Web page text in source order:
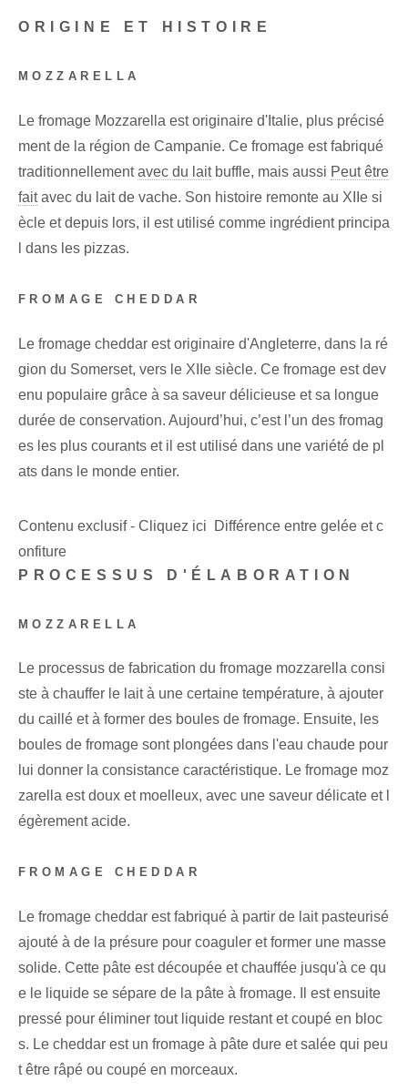
ORIGINE ET HISTOIRE
MOZZARELLA
Le fromage Mozzarella est originaire d'Italie, plus précisé
ment de la région de Campanie. Ce fromage est fabriqué
traditionnellementavec du laitbuffle, mais aussi Peut être
faitavec du lait de vache. Son histoire remonte au XIIe si
ècle et depuis lors, il est utilisé comme ingrédient principa
l dans les pizzas.
FROMAGE CHEDDAR
Le fromage cheddar est originaire d'Angleterre, dans la ré
gion du Somerset, vers le XIIe siècle. Ce fromage est dev
enu populaire grâce à sa saveur délicieuse et sa longue
durée de conservation. Aujourd’hui, c’est l’un des fromag
es les plus courants et il est utilisé dans une variété de pl
ats dans le monde entier.
Contenu exclusif - Cliquez ici Différence entre gelée et c
onfiture
PROCESSUS D'ÉLABORATION
MOZZARELLA
Le processus de fabrication du fromage mozzarella consi
ste à chauffer le lait à une certaine température, à ajouter
du caillé et à former des boules de fromage. Ensuite, les
boules de fromage sont plongées dans l'eau chaude pour
lui donner la consistance caractéristique. Le fromage moz
zarella est doux et moelleux, avec une saveur délicate et l
égèrement acide.
FROMAGE CHEDDAR
Le fromage cheddar est fabriqué à partir de lait pasteurisé
ajouté à de la présure pour coaguler et former une masse
solide. Cette pâte est découpée et chauffée jusqu'à ce qu
e le liquide se sépare de la pâte à fromage. Il est ensuite
pressé pour éliminer tout liquide restant et coupé en bloc
s. Le cheddar est un fromage à pâte dure et salée qui peu
t être râpé ou coupé en morceaux.